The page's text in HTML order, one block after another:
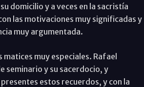
domicilio y a veces en la sacristía
las motivaciones muy significadas y
muy argumentada.
matices muy especiales. Rafael
seminario y su sacerdocio, y
estos recuerdos, y con la